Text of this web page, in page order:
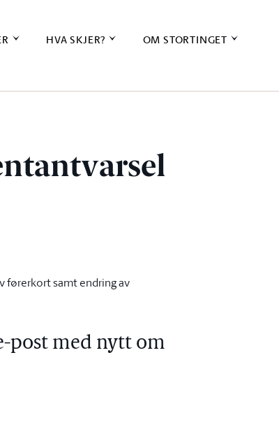
HVA SKJER? OM STORTINGET
førerkort samt endring av
post med nytt om